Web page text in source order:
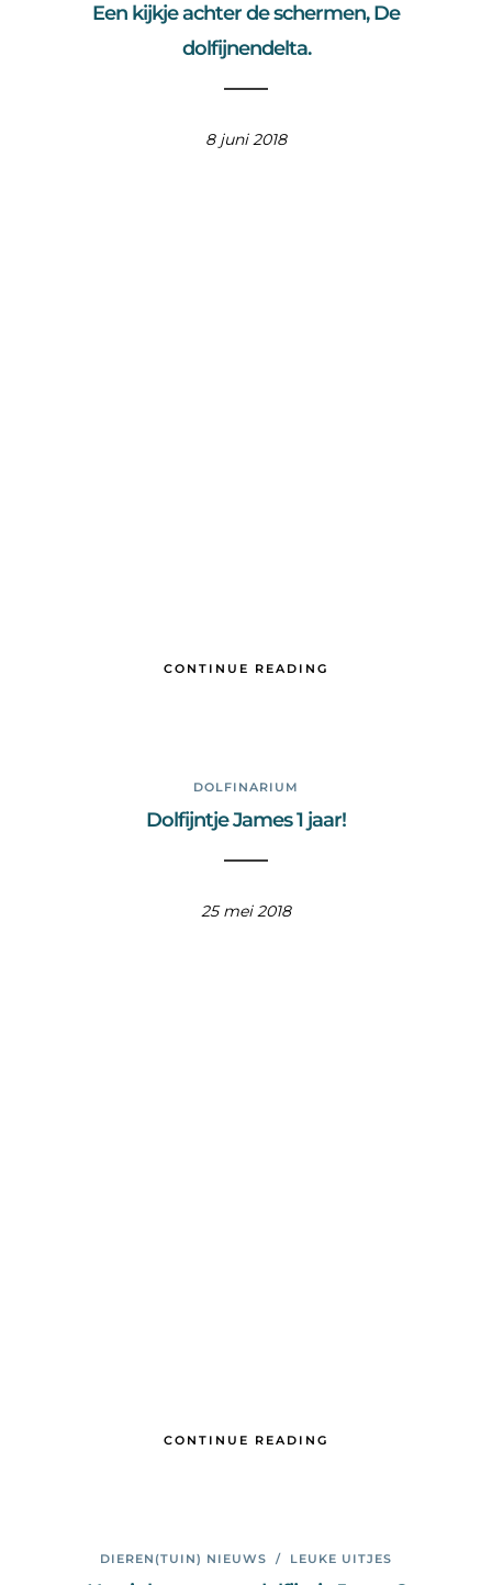
Een kijkje achter de schermen, De
dolfijnendelta.
8 juni 2018
CONTINUE READING
DOLFINARIUM
Dolfijntje James 1 jaar!
25 mei 2018
CONTINUE READING
DIEREN(TUIN) NIEUWS / LEUKE UITJES